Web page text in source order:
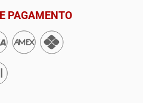
PAGAMENTO